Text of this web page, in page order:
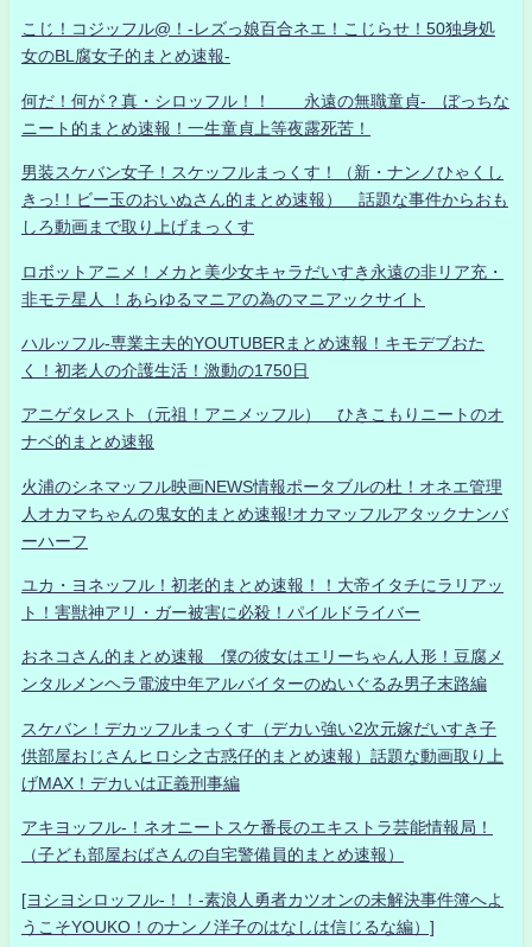
こじ！コジッフル@！-レズっ娘百合ネエ！こじらせ！50独身処
女のBL腐女子的まとめ速報-
何だ！何が？真・シロッフル！！ 永遠の無職童貞- ぼっちな
ニート的まとめ速報！一生童貞上等夜露死苦！
男装スケバン女子！スケッフルまっくす！（新・ナンノひゃくし
きっ!！ビー玉のおいぬさん的まとめ速報） 話題な事件からおも
しろ動画まで取り上げまっくす
ロボットアニメ！メカと美少女キャラだいすき永遠の非リア充・
非モテ星人 ！あらゆるマニアの為のマニアックサイト
ハルッフル-専業主夫的YOUTUBERまとめ速報！キモデブおた
く！初老人の介護生活！激動の1750日
アニゲタレスト（元祖！アニメッフル） ひきこもりニートのオ
ナベ的まとめ速報
火浦のシネマッフル映画NEWS情報ポータブルの杜！オネエ管理
人オカマちゃんの鬼女的まとめ速報!オカマッフルアタックナンバ
ーハーフ
ユカ・ヨネッフル！初老的まとめ速報！！大帝イタチにラリアッ
ト！害獣神アリ・ガー被害に必殺！パイルドライバー
おネコさん的まとめ速報 僕の彼女はエリーちゃん人形！豆腐メ
ンタルメンヘラ電波中年アルバイターのぬいぐるみ男子末路編
スケバン！デカッフルまっくす（デカい強い2次元嫁だいすき子
供部屋おじさんヒロシ之古惑仔的まとめ速報）話題な動画取り上
げMAX！デカいは正義刑事編
アキヨッフル-！ネオニートスケ番長のエキストラ芸能情報局！
（子ども部屋おばさんの自宅警備員的まとめ速報）
[ヨシヨシロッフル-！！-素浪人勇者カツオンの未解決事件簿へよ
うこそYOUKO！のナンノ洋子のはなしは信じるな編）]